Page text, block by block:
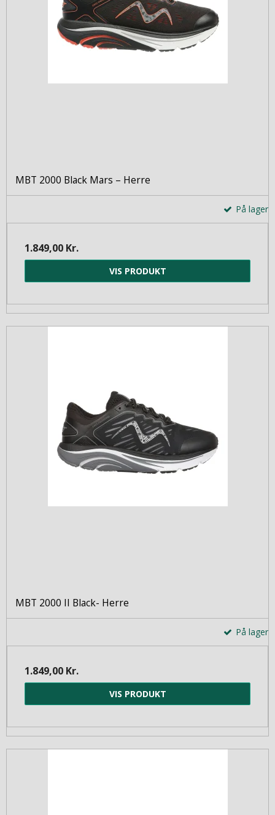
MBT 2000 Black Mars – Herre
På lager
1.849,00 Kr.
VIS PRODUKT
MBT 2000 II Black- Herre
På lager
1.849,00 Kr.
VIS PRODUKT